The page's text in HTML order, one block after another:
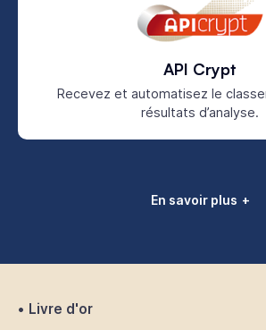
API Crypt
Recevez et automatisez le
résultats d’analyse.
En savoir plus
Livre d'or